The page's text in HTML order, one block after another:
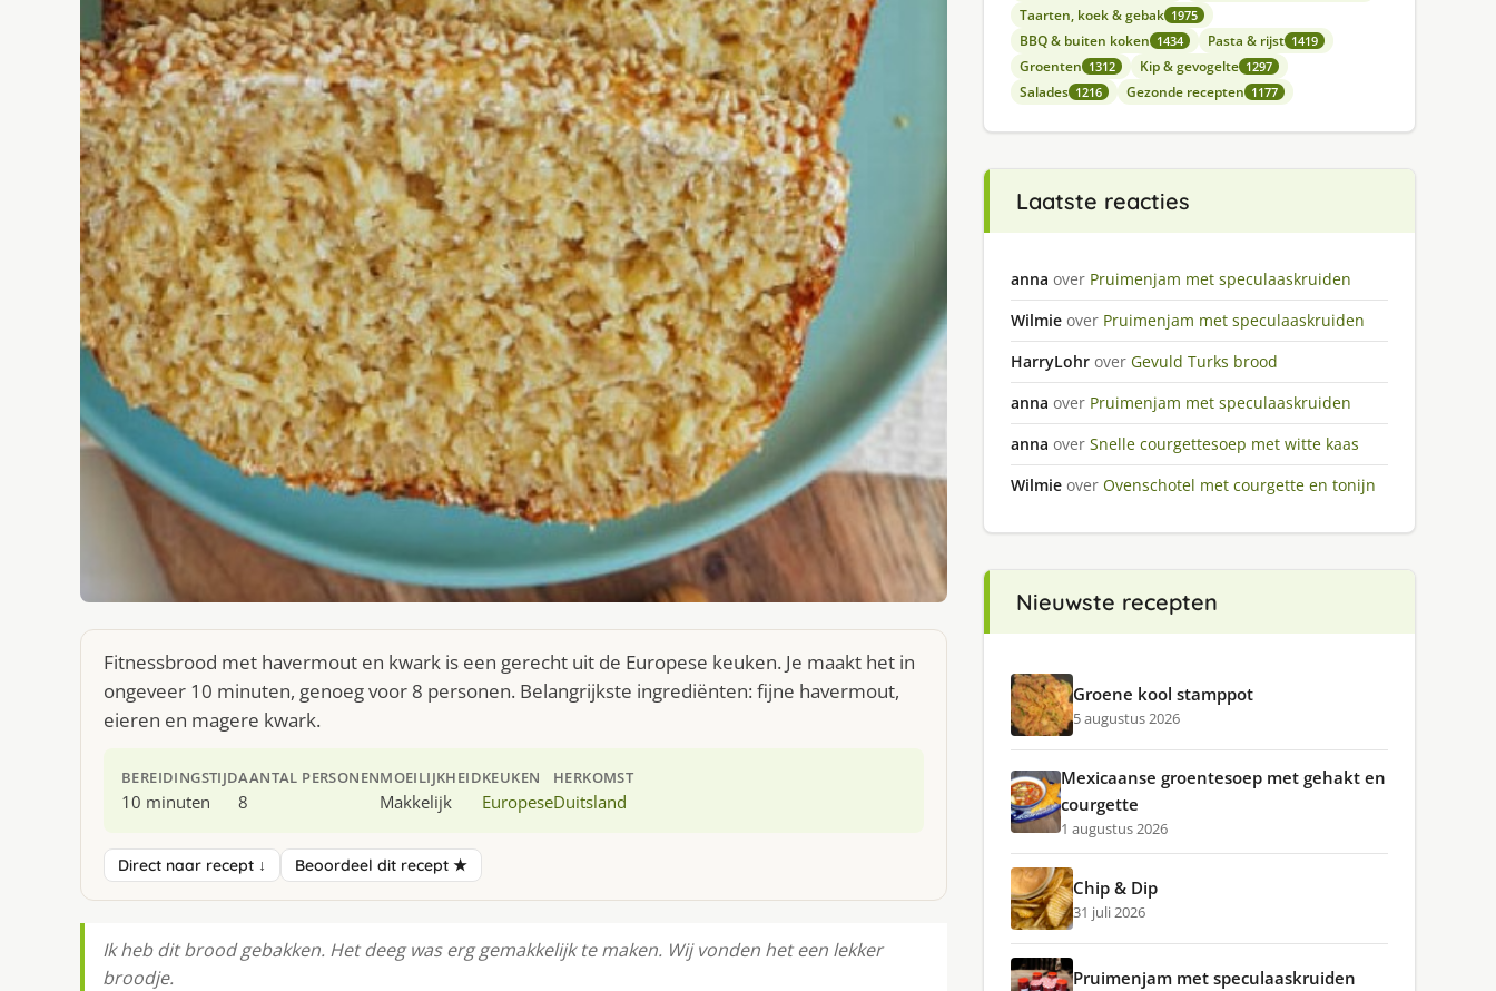
Fitnessbrood met havermout en kwark is een gerecht uit de Europese keuken. Je maakt het in
ongeveer 10 minuten, genoeg voor 8 personen. Belangrijkste ingrediënten: fijne havermout,
eieren en magere kwark.
BEREIDINGSTIJD
10 minuten
AANTAL PERSONEN
8
MOEILIJKHEID
Makkelijk
KEUKEN
Europese
HERKOMST
Duitsland
Direct naar recept ↓ Beoordeel dit recept ★
Ik heb dit brood gebakken. Het deeg was erg gemakkelijk te maken. Wij vonden het een lekker
broodje.
Taarten, koek & gebak 1975
BBQ & buiten koken 1434 Pasta & rijst 1419
Groenten 1312 Kip & gevogelte 1297
Salades 1216 Gezonde recepten 1177
Laatste reacties
anna over Pruimenjam met speculaaskruiden
Wilmie over Pruimenjam met speculaaskruiden
HarryLohr over Gevuld Turks brood
anna over Pruimenjam met speculaaskruiden
anna over Snelle courgettesoep met witte kaas
Wilmie over Ovenschotel met courgette en tonijn
Nieuwste recepten
Groene kool stamppot
5 augustus 2026
Mexicaanse groentesoep met gehakt en
courgette
1 augustus 2026
Chip & Dip
31 juli 2026
Pruimenjam met speculaaskruiden